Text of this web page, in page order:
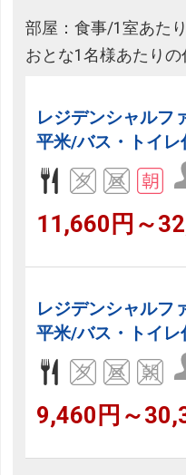
部屋：食事/1室あた
おとな1名様あたりの
レジデンシャルフ
平米/バス・トイレ
11,660円～
レジデンシャルフ
平米/バス・トイレ
9,460円～